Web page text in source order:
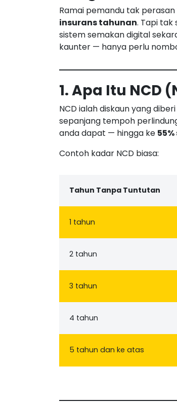
Ramai pemandu tak
insurans tahunan. Tapi tak
sistem semakan digital
kaunter — hanya perlu
1. Apa Itu NCD
NCD ialah diskaun yang
sepanjang tempoh
anda dapat — hingga ke
Contoh kadar NCD biasa:
Tahun Tanpa Tuntutan
1 tahun
2 tahun
3 tahun
4 tahun
5 tahun dan ke atas